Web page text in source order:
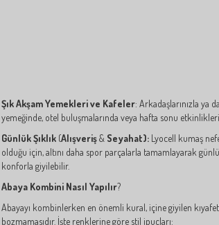
Şık Akşam Yemekleri ve Kafeler: Arkadaşlarınızla ya
yemeğinde, otel buluşmalarında veya hafta sonu
Günlük Şıklık(Alışveriş& Seyahat):Lyocell kumaş
olduğu için, altını daha spor parçalarla tamamlayarak
konforla giyilebilir.
Abaya Kombini Nasıl Yapılır?
Abayayı kombinlerken en önemli kural, içine giyilen
bozmamasıdır. İşte renklerine göre stil ipuçları: